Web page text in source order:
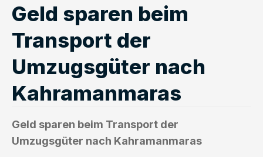
Geld sparen beim
Transport der
Umzugsgüter nach
Kahramanmaras
Geld sparen beim Transport der
Umzugsgüter nach Kahramanmaras